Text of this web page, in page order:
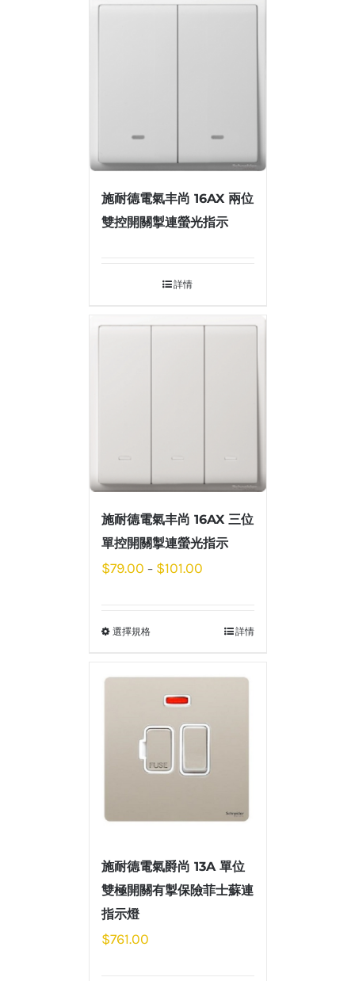
施耐德電氣丰尚 16AX 兩位
雙控開關掣連螢光指示
詳情
施耐德電氣丰尚 16AX 三位
單控開關掣連螢光指示
$79.00 – $101.00
選擇規格 詳情
施耐德電氣爵尚 13A 單位
雙極開關有掣保險菲士蘇連
指示燈
$761.00